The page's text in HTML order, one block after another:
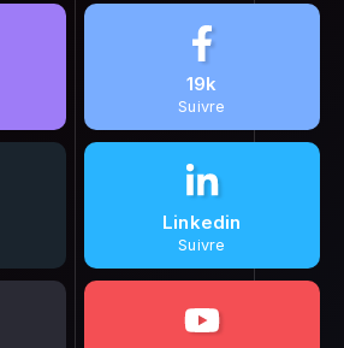
19k
Suivre
Linkedin
Suivre